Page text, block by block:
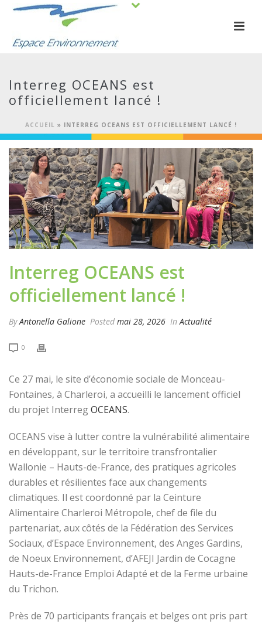
Interreg OCEANS est
officiellement lancé !
ACCUEIL » INTERREG OCEANS EST OFFICIELLEMENT LANCÉ !
Interreg OCEANS est
officiellement lancé !
ByAntonella Galione Posted mai 28, 2026 InActualité
0
Ce 27 mai, le site d’économie sociale de Monceau-
Fontaines, à Charleroi, a accueilli le lancement officiel
du projet InterregOCEANS.
OCEANS vise à lutter contre la vulnérabilité alimentaire
en développant, sur le territoire transfrontalier
Wallonie – Hauts-de-France, des pratiques agricoles
durables et résilientes face aux changements
climatiques. Il est coordonné par la Ceinture
Alimentaire Charleroi Métropole, chef de file du
partenariat, aux côtés de la Fédération des Services
Sociaux, d’Espace Environnement, des Anges Gardins,
de Noeux Environnement, d’AFEJI Jardin de Cocagne
Hauts-de-France Emploi Adapté et de la Ferme urbaine
du Trichon.
Près de 70 participants français et belges ont pris part